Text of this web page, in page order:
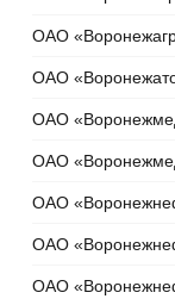
ОАО
ОАО
ОАО
ОАО
ОАО
ОАО
ОАО